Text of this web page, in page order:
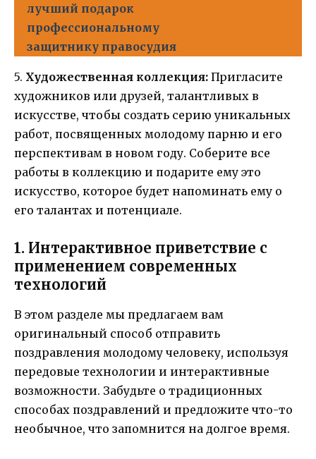
лучший подарок
профессиональному
защитнику правосудия
5. Художественная коллекция: Пригласите
художников или друзей, талантливых в
искусстве, чтобы создать серию уникальных
работ, посвященных молодому парню и его
перспективам в новом году. Соберите все
работы в коллекцию и подарите ему это
искусство, которое будет напоминать ему о
его талантах и потенциале.
1. Интерактивное приветствие с
применением современных
технологий
В этом разделе мы предлагаем вам
оригинальный способ отправить
поздравления молодому человеку, используя
передовые технологии и интерактивные
возможности. Забудьте о традиционных
способах поздравлений и предложите что-то
необычное, что запомнится на долгое время.